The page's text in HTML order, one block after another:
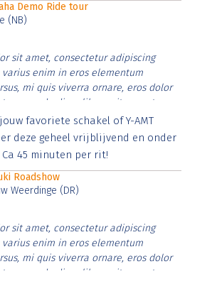
Demo Ride tour
(NB)
sit amet, consectetur adipiscing
varius enim in eros elementum
mi quis viverra ornare, eros dolor
commodo diam libero vitae erat.
et justo cursus id rutrum lorem
sem vitae risus tristique posuere.
favoriete schakel of Y-AMT
deze geheel vrijblijvend en onder
45 minuten per rit!
Roadshow
Weerdinge (DR)
sit amet, consectetur adipiscing
varius enim in eros elementum
mi quis viverra ornare, eros dolor
commodo diam libero vitae erat.